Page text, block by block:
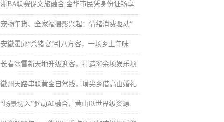
浙BA联赛促文旅融合 金华市民凭身份证畅享
宠物年货、全家福摄影兴起：情绪消费驱动“
安徽霍邱“杀猪宴”引八方客，一场乡土年味
长春冰雪新天地升级迎客，打造30余项娱乐项
徽州天路串联黄金自驾线，璜尖乡借高山婚礼
“场景切入”驱动AI融合，黄山以世界级资源